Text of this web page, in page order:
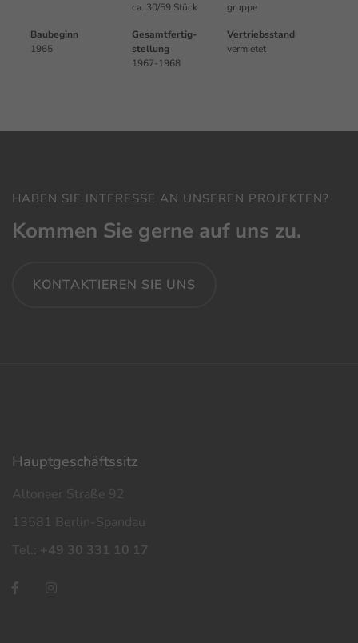
ca. 30/59 Stück
gruppe
Bau­beginn
1965
Gesamt­fertig­
stellung
1967-1968
Vertriebs­stand
vermietet
HABEN SIE INTERESSE AN UNSEREN PROJEKTEN?
Kommen Sie gerne auf uns zu.
KONTAKTIEREN SIE UNS
Haupt­geschäfts­sitz
Altonaer Straße 92
13581 Berlin-Spandau
Tel.: +49 30 331 10 17